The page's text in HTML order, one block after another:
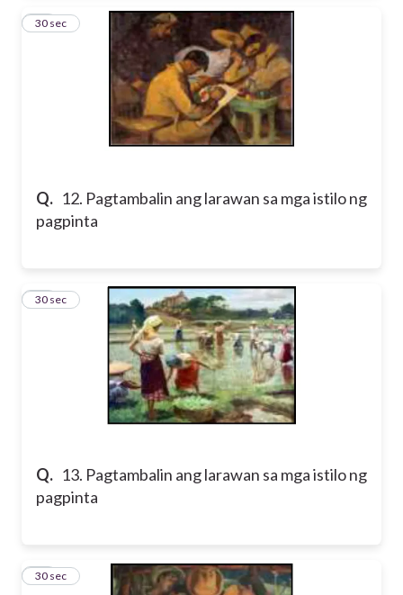
Q. 12. Pagtambalin ang larawan sa mga istilo ng
pagpinta
12
30 sec
Q. 13. Pagtambalin ang larawan sa mga istilo ng
pagpinta
13
30 sec
14
30 sec